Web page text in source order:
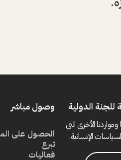
للجنة الدولية
الأخرى التي
الإنسانية.
وصول مباشر
الحصول على
تبرع
فعاليات